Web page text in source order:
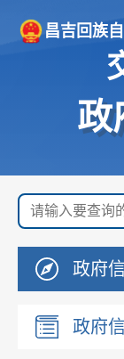
昌吉回族
政
政府
政府